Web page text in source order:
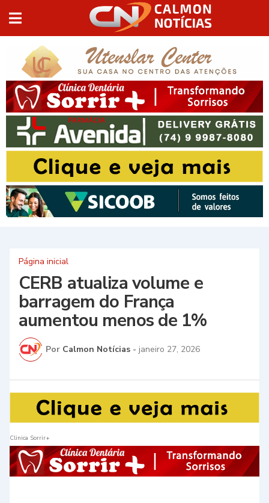
Página inicial
CERB atualiza volume e
barragem do França
aumentou menos de 1%
Por Calmon Notícias - janeiro 27, 2026
Clinica Sorrir+